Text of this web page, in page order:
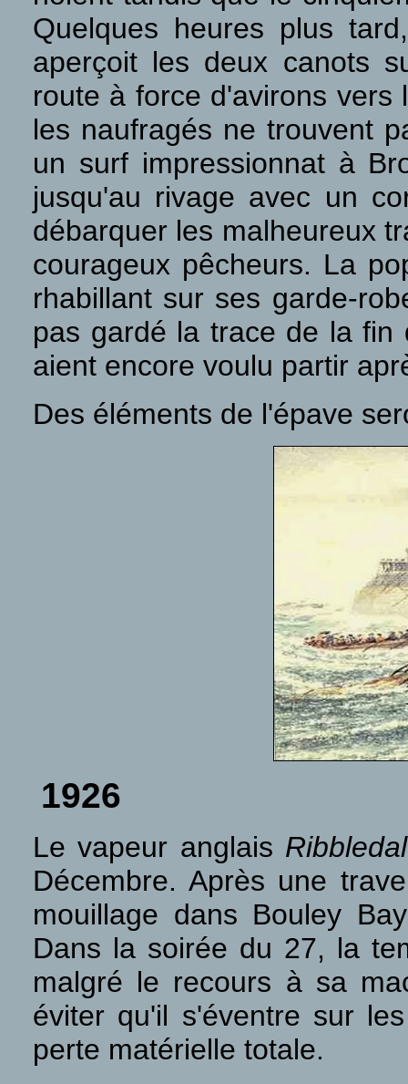
Quelques heures plus
aperçoit les deux canots
route à force d'avirons
les naufragés ne trouvent
un surf impressionnat à
jusqu'au rivage avec un
débarquer les malheureux
courageux pêcheurs. La
rhabillant sur ses garde-
pas gardé la trace de la fin
aient encore voulu partir
Des éléments de l'épave
1926
Le vapeur anglais
Décembre. Après une
mouillage dans Bouley
Dans la soirée du 27, la
malgré le recours à sa
éviter qu'il s'éventre sur
perte matérielle totale.